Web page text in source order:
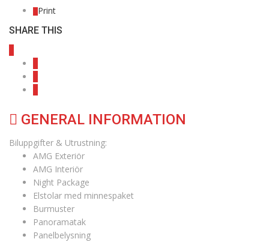
Print
SHARE THIS
GENERAL INFORMATION
Biluppgifter & Utrustning:
AMG Exteriör
AMG Interiör
Night Package
Elstolar med minnespaket
Burmuster
Panoramatak
Panelbelysning